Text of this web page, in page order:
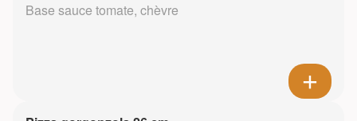
Base sauce tomate, chèvre